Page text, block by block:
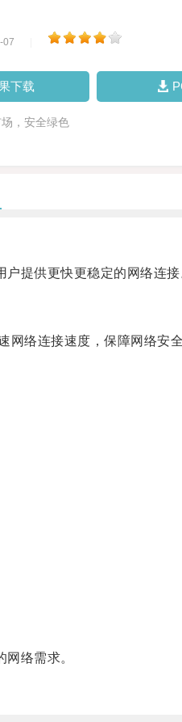
07
下载
，安全绿色
提供更快更稳定的网络连接
络连接速度，保障网络安全
络需求。